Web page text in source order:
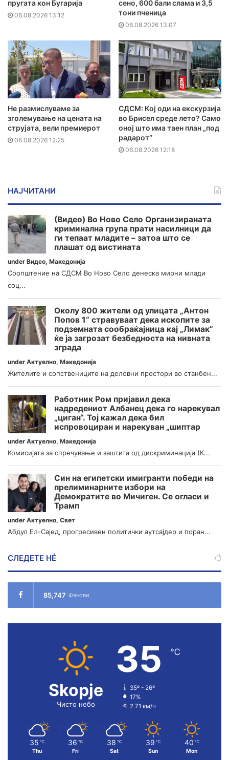
пругата кон Бугарија
06.08.2026 13:12
сено, 600 бали слама и 3,5
тони пченица
06.08.2026 13:07
Не размислуваме за
зголемување на цената на
струјата, вели премиерот
06.08.2026 12:25
СДСМ: Кој оди на екскурзија
во Брисел среде лето? Само
оној што има таен план „под
радарот“
06.08.2026 12:18
НАЈЧИТАНИ
(Видео) Во Ново Село Организираната
криминална група прати насилници да
ги тепаат младите – затоа што се
плашат од вистината
under Видео, Македонија
Соопштение на СДСМ Во Ново Село денеска мирни млади
соц...
Околу 800 жители од улицата „Антон
Попов 1“ стравуваат дека ископите за
подземната сообраќајница кај „Лимак“
ќе ја загрозат безбедноста на нивната
зграда
under Актуелно, Македонија
Жителите и сопствениците на деловни простори во станбен...
Работник Ром пријавил дека
надредениот Албанец дека го нарекувал
„циган“. Тој кажал дека бил
испровоциран и нарекуван „шиптар
under Актуелно, Македонија
Комисијата за спречување и заштита од дискриминација (К...
Син на египетски имигранти победи на
прелиминарните избори на
Демократите во Мичиген. Се огласи и
Трамп
under Актуелно, Свет
Абдул Ел-Сајед, прогресивен политички аутсајдер и поран...
СЛЕДЕТЕ НÉ
85,747 Фанови
Skopje
Чисто небо
35 ℃
35º - 26º
17%
2.71 км/ч
35 ℃
Thu
36 ℃
Fri
38 ℃
Sat
39 ℃
Sun
40 ℃
Mon